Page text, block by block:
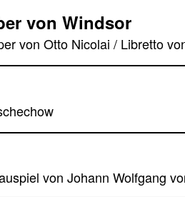
von Windsor
von Otto Nicolai / Libretto
von Johann Wolfgang